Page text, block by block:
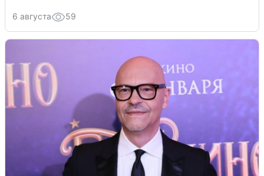
6 августа 59